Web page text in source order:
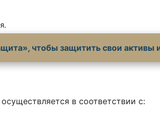
чтобы защитить свои активы
в соответствии с: